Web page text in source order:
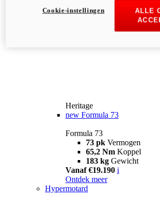
Heritage
new Formula 73
Formula 73
73 pk Vermogen
65,2 Nm Koppel
183 kg Gewicht
Vanaf €19.190 i
Ontdek meer
Hypermotard
ALLE
Cookie-instellingen